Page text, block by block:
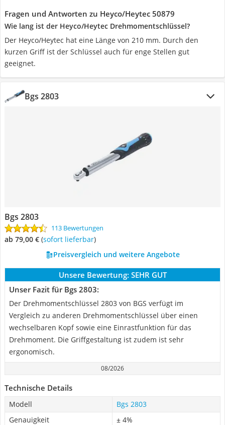
Fragen und Antworten zu Heyco/Heytec 50879
Wie lang ist der Heyco/Heytec Drehmomentschlüssel?
Der Heyco/Heytec hat eine Länge von 210 mm. Durch den
kurzen Griff ist der Schlüssel auch für enge Stellen gut
geeignet.
Bgs 2803
Bgs 2803
113 Bewertungen
ab 79,00 € ( Sofort lieferbar)
Preisvergleich und weitere Angebote
Unsere Bewertung: SEHR GUT
Unser Fazit für Bgs 2803:
Der Drehmomentschlüssel 2803 von BGS verfügt im
Vergleich zu anderen Drehmomentschlüssel über einen
wechselbaren Kopf sowie eine Einrastfunktion für das
Drehmoment. Die Griffgestaltung ist zudem ist sehr
ergonomisch.
08/2026
Technische Details
Modell
Bgs 2803
Genauigkeit
± 4%